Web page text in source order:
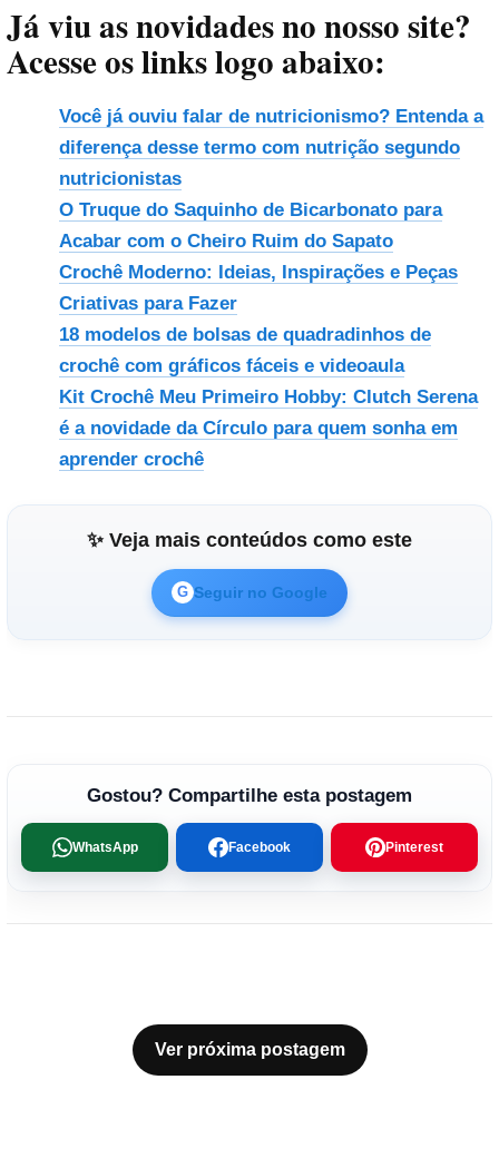
Já viu as novidades no nosso site?
Acesse os links logo abaixo:
Você já ouviu falar de nutricionismo? Entenda a
diferença desse termo com nutrição segundo
nutricionistas
O Truque do Saquinho de Bicarbonato para
Acabar com o Cheiro Ruim do Sapato
Crochê Moderno: Ideias, Inspirações e Peças
Criativas para Fazer
18 modelos de bolsas de quadradinhos de
crochê com gráficos fáceis e videoaula
Kit Crochê Meu Primeiro Hobby: Clutch Serena
é a novidade da Círculo para quem sonha em
aprender crochê
✨ Veja mais conteúdos como este
G Seguir no Google
Gostou? Compartilhe esta postagem
WhatsApp Facebook Pinterest
Ver próxima postagem